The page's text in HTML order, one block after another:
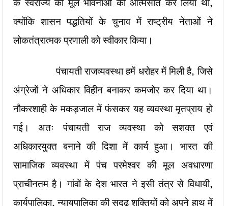
क्योंकि शासन पद्धतियों के चुनाव में राष्ट्रीय नेताओं ने
लोकतंत्रात्मक प्रणाली को स्वीकार किया।
पंचायती राजव्यवस्था हमें धरोहर में मिली है, जिसे
अंग्रेजों ने अधिकार विहीन बनाकर कमजोर कर दिया था।
नौकरशाही के मकड़जाल में फंसकर यह व्यवस्था मृतप्राय हो
गई। अतः पंचायती राज व्यवस्था को सशक्त एवं
अधिकारयुक्त बनाने की दिशा में कार्य हुआ। भारत की
सामाजिक व्यवस्था में पंच परमेश्वर की मूल अवधारणा
प्राचीनतम है। गांवों के देश भारत ने इसी तंत्र से विधायी,
कार्यपालिका, न्यायपालिका की सुदृढ़ शक्तियों को अपने हाथ में